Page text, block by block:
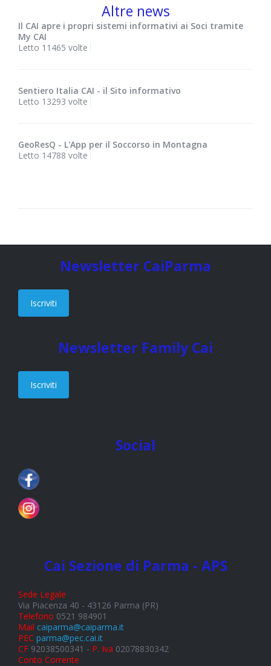
Altre news
Il CAI apre i propri sistemi informativi ai Soci tramite
My CAI
Letto 11465 volte
Sentiero Italia CAI - il Sito informativo
Letto 13293 volte
GeoResQ - L'App per il Soccorso in Montagna
Letto 14788 volte
Newsletter CaiParma
Iscriviti
Newsletter Family Cai
Iscriviti
Social
Cai Sezione di Parma - APS
Sede Legale
Via Piacenza 40 - 43126 Parma (PR)
Telefono 0521 984901
Mail caiparma@caiparma.it
PEC parma@pec.cai.it
CF 92038500341 - P. Iva 02078830342
Conto Corrente